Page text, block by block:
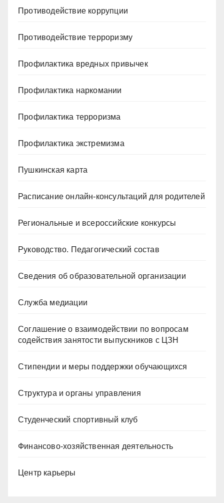
Противодействие коррупции
Противодействие терроризму
Профилактика вредных привычек
Профилактика наркомании
Профилактика терроризма
Профилактика экстремизма
Пушкинская карта
Расписание онлайн-консультаций для родителей
Региональные и всероссийские конкурсы
Руководство. Педагогический состав
Сведения об образовательной организации
Служба медиации
Соглашение о взаимодействии по вопросам
содействия занятости выпускников с ЦЗН
Стипендии и меры поддержки обучающихся
Структура и органы управления
Студенческий спортивный клуб
Финансово-хозяйственная деятельность
Центр карьеры